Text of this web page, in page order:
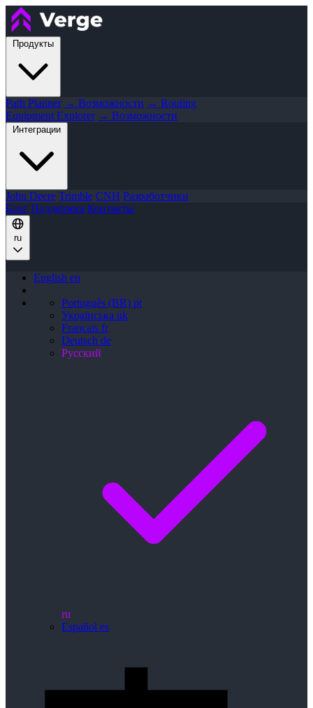
Продукты
Path Planner → Возможности → Routing
Equipment Explorer → Возможности
Интеграции
John Deere Trimble CNH Разработчики
Блог Поддержка Контакты
ru
English en
Português (BR) pt
Українська uk
Français fr
Deutsch de
Русский
ru
Español es